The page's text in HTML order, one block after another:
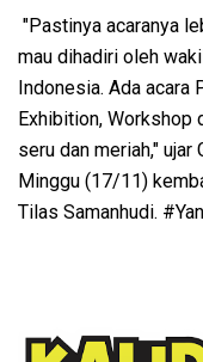
"Pastinya acaranya
mau dihadiri oleh
Indonesia. Ada acara
Exhibition, Workshop
seru dan meriah," ujar
Minggu (17/11)
Tilas Samanhudi.